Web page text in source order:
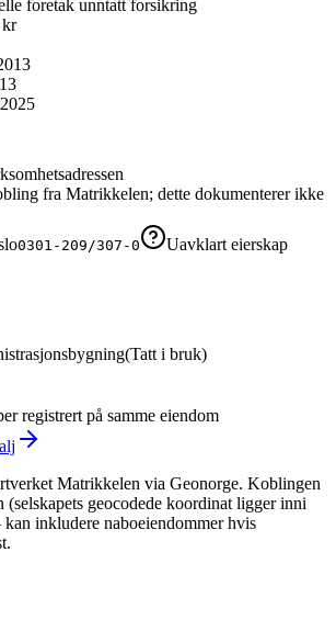
foretak unntatt forsikring
kr
fra Matrikkelen; dette dokumenterer ikke
0301-209/307-0
Uavklart eierskap
(Tatt i bruk)
erregistrert på samme eiendom
Matrikkelen via Geonorge. Koblingen
(selskapets geocodede koordinat ligger inni
inkludere naboeiendommer hvis